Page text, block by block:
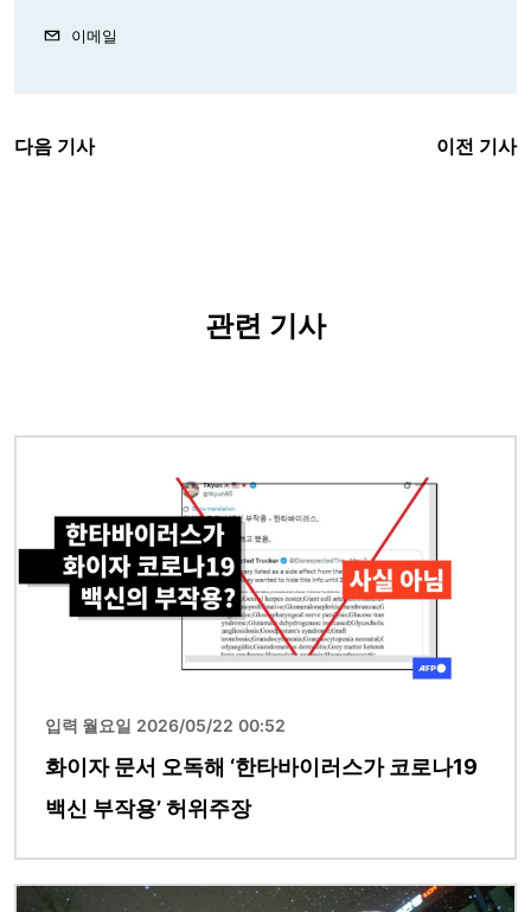
이메일
다음 기사 이전 기사
관련 기사
입력 월요일 2026/05/22 00:52
화이자 문서 오독해 ‘한타바이러스가 코로나19
백신 부작용’ 허위주장
이미지